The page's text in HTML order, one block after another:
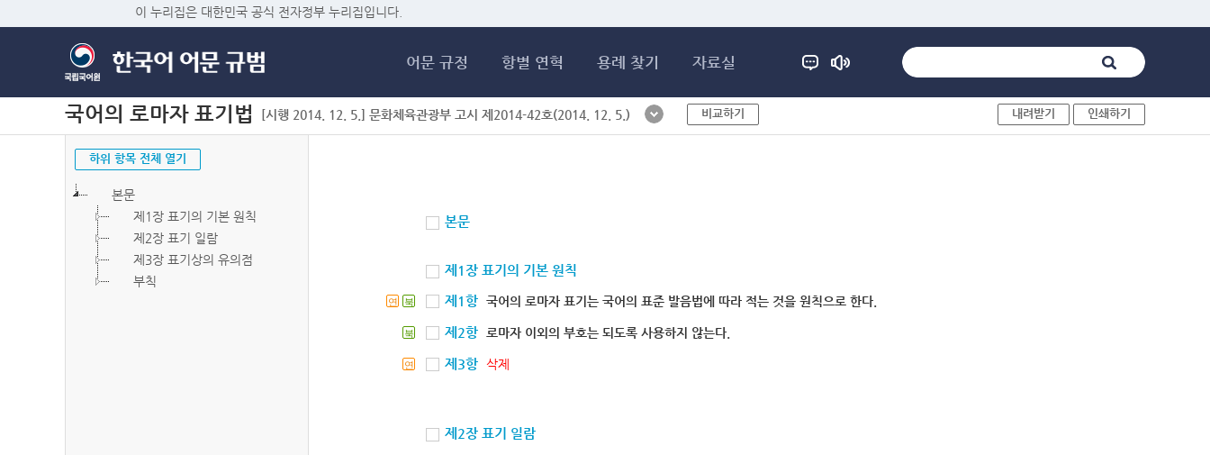
이 누리집은 대한민국 공식 전자정부 누리집입니다.
어문 규정 항별 연혁 용례 찾기 자료실
국어의 로마자 표기법 [시행 2014. 12. 5.] 문화체육관광부 고시 제2014-42호(2014. 12. 5.) 비교하기 내려받기 인쇄하기
하위 항목 전체 열기
본문
제1장 표기의 기본 원칙
제2장 표기 일람
제3장 표기상의 유의점
부칙
본문
제1장 표기의 기본 원칙
연 북 제1항 국어의 로마자 표기는 국어의 표준 발음법에 따라 적는 것을 원칙으로 한다.
북 제2항 로마자 이외의 부호는 되도록 사용하지 않는다.
연 제3항 삭제
제2장 표기 일람